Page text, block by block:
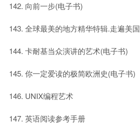
向前一步(电子书)
全球最美的地方精华特辑.走遍美
卡耐基当众演讲的艺术(电子书)
你一定爱读的极简欧洲史(电子书)
UNIX编程艺术
英语阅读参考手册